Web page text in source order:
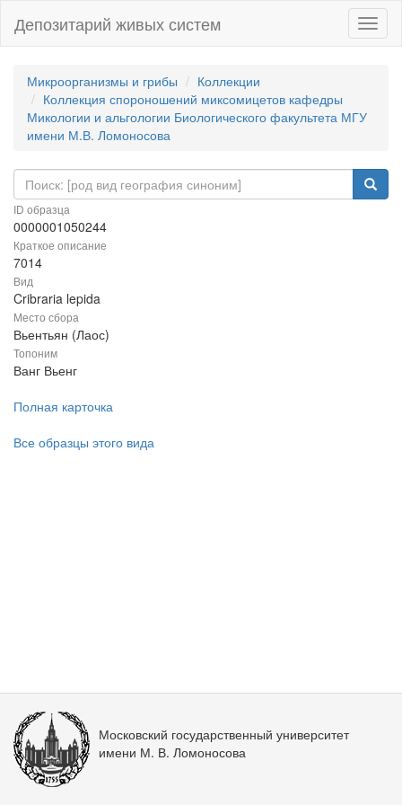
Депозитарий живых систем
Микроорганизмы и грибы
Коллекции
Коллекция спороношений миксомицетов кафедры
Микологии и альгологии Биологического факультета МГУ
имени М.В. Ломоносова
ID образца
0000001050244
Краткое описание
7014
Вид
Cribraria lepida
Место сбора
Вьентьян (Лаос)
Топоним
Ванг Вьенг
Полная карточка
Все образцы этого вида
Московский государственный университет
имени М. В. Ломоносова